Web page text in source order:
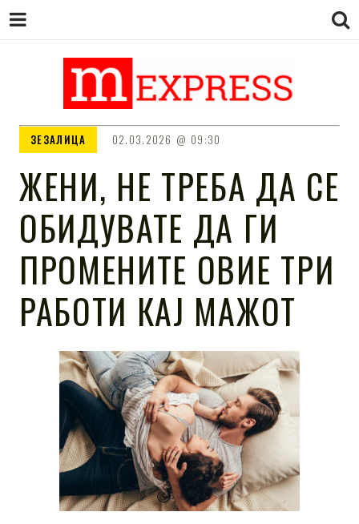
M EXPRESS
ЗЕЗАЛИЦА 02.03.2026 09:30
ЖЕНИ, НЕ ТРЕБА ДА СЕ
ОБИДУВАТЕ ДА ГИ
ПРОМЕНИТЕ ОВИЕ ТРИ
РАБОТИ КАЈ МАЖОТ